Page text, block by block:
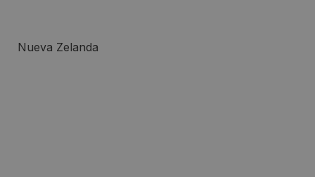
Nueva Zelanda